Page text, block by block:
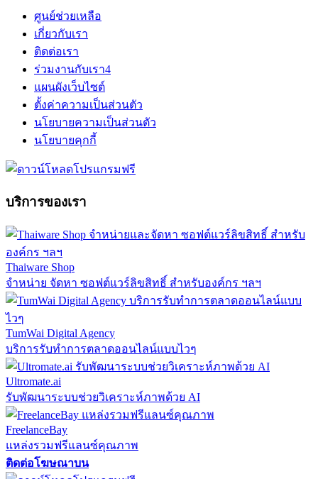
ศูนย์ช่วยเหลือ
เกี่ยวกับเรา
ติดต่อเรา
ร่วมงานกับเรา4
แผนผังเว็บไซต์
ตั้งค่าความเป็นส่วนตัว
นโยบายความเป็นส่วนตัว
นโยบายคุกกี้
บริการของเรา
Thaiware Shop
จำหน่าย จัดหา ซอฟต์แวร์ลิขสิทธิ์ สำหรับองค์กร ฯลฯ
TumWai Digital Agency
บริการรับทำการตลาดออนไลน์แบบไวๆ
Ultromate.ai
รับพัฒนาระบบช่วยวิเคราะห์ภาพด้วย AI
FreelanceBay
แหล่งรวมฟรีแลนซ์คุณภาพ
ติดต่อโฆษณาบน